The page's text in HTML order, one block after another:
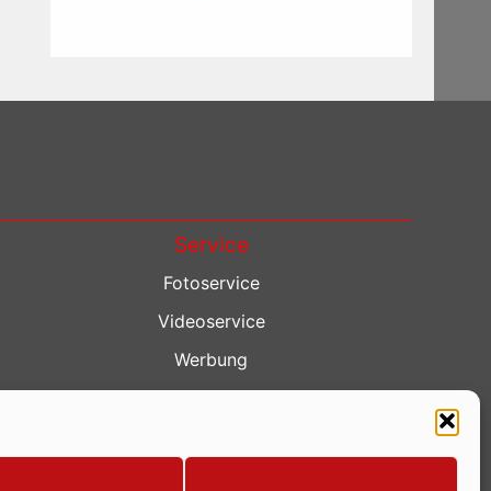
Service
Fotoservice
Videoservice
Werbung